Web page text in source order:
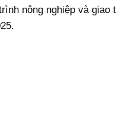
nông nghiệp và giao